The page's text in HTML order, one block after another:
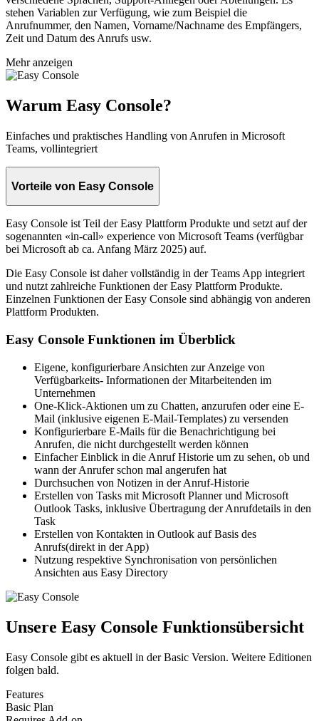
stehen Variablen zur Verfügung, wie zum Beispiel die
Anrufnummer, den Namen, Vorname/Nachname des Empfängers,
Zeit und Datum des Anrufs usw.
Mehr anzeigen
Warum Easy Console?
Einfaches und praktisches Handling von Anrufen in Microsoft
Teams, vollintegriert
Vorteile von Easy Console
Easy Console ist Teil der Easy Plattform Produkte und setzt auf der
sogenannten «in-call» experience von Microsoft Teams (verfügbar
bei Microsoft ab ca. Anfang März 2025) auf.
Die Easy Console ist daher vollständig in der Teams App integriert
und nutzt zahlreiche Funktionen der Easy Plattform Produkte.
Einzelnen Funktionen der Easy Console sind abhängig von anderen
Plattform Produkten.
Easy Console Funktionen im Überblick
Eigene, konfigurierbare Ansichten zur Anzeige von
Verfügbarkeits- Informationen der Mitarbeitenden im
Unternehmen
One-Klick-Aktionen um zu Chatten, anzurufen oder eine E-
Mail (inklusive eigenen E-Mail-Templates) zu versenden
Konfigurierbare E-Mails für die Benachrichtigung bei
Anrufen, die nicht durchgestellt werden können
Einfacher Einblick in die Anruf Historie um zu sehen, ob und
wann der Anrufer schon mal angerufen hat
Durchsuchen von Notizen in der Anruf-Historie
Erstellen von Tasks mit Microsoft Planner und Microsoft
Outlook Tasks, inklusive Übertragung der Anrufdetails in den
Task
Erstellen von Kontakten in Outlook auf Basis des
Anrufs(direkt in der App)
Nutzung respektive Synchronisation von persönlichen
Ansichten aus Easy Directory
Unsere Easy Console Funktionsübersicht
Easy Console gibt es aktuell in der Basic Version. Weitere Editionen
folgen bald.
Features
Basic Plan